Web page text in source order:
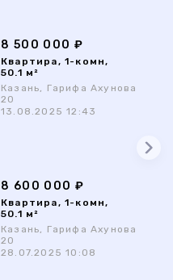
8 500 000 ₽
Квартира, 1-комн,
50.1 м²
Казань, Гарифа Ахунова
20
13.08.2025 12:43
8 600 000 ₽
Квартира, 1-комн,
50.1 м²
Казань, Гарифа Ахунова
20
28.07.2025 10:08